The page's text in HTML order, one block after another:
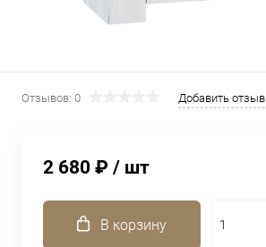
Отзывов: 0 Добавить отзыв
2 680 ₽ / шт
В корзину